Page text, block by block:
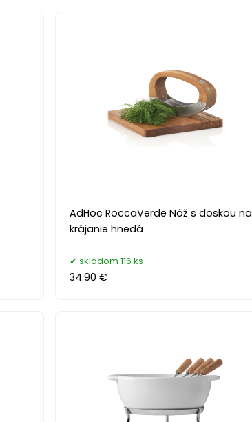
AdHoc RoccaVerde Nôž s doskou na
krájanie hnedá
skladom 116 ks
34.90 €